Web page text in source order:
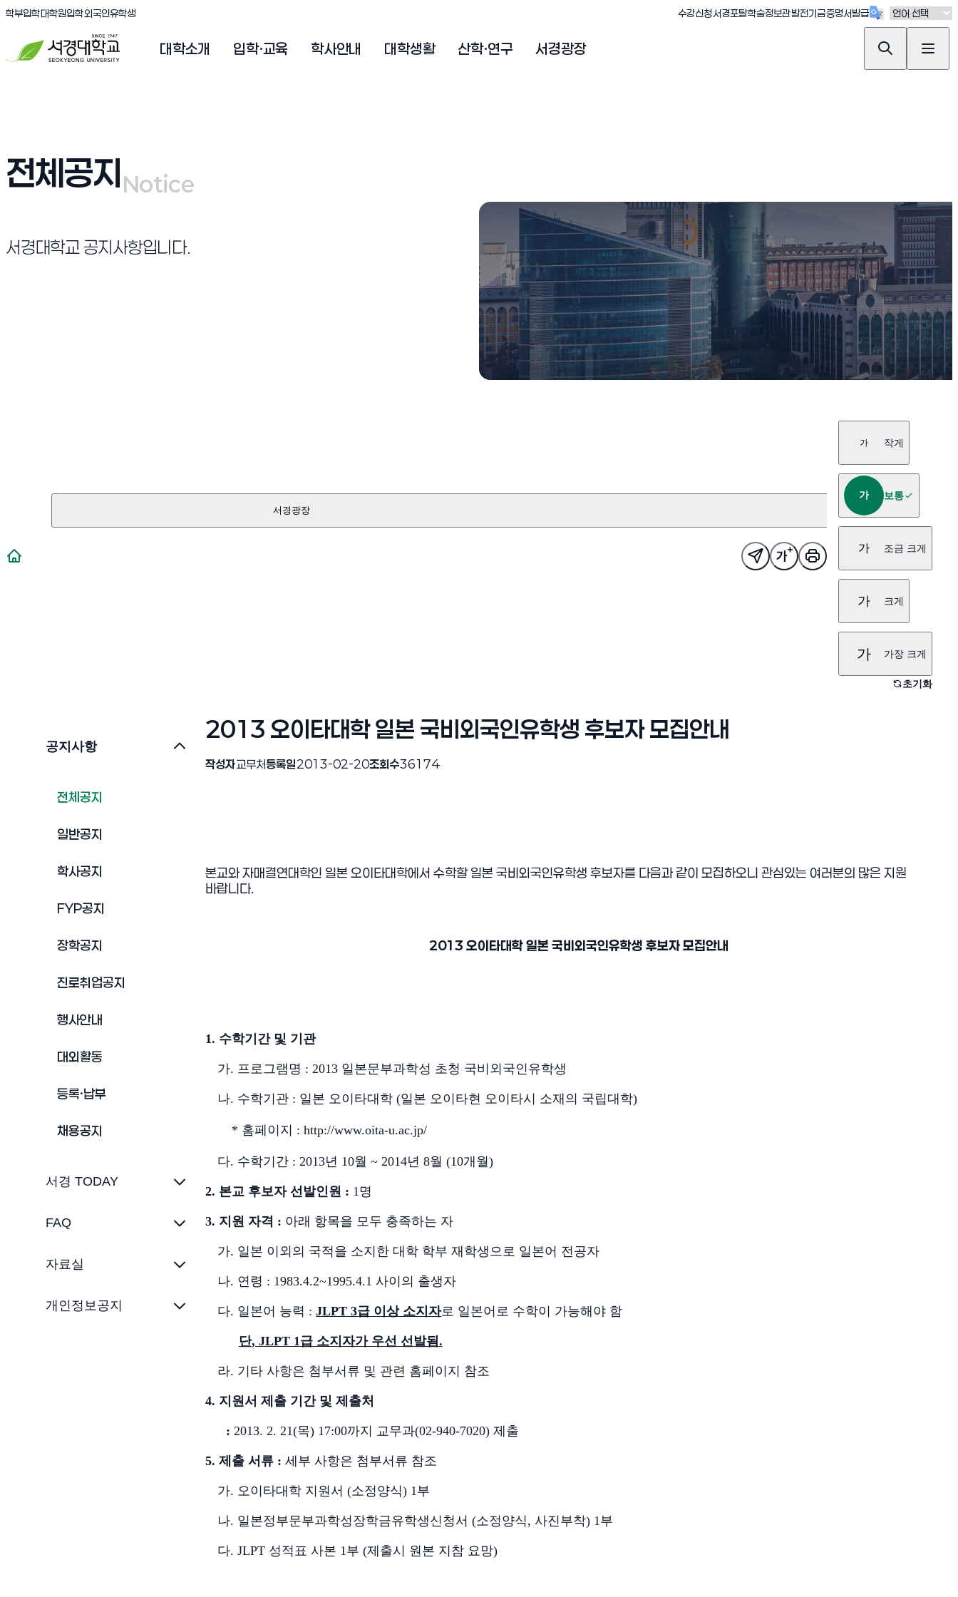
서경대학교
학부입학(새창 열림)
대학원입학(새창 열림)
외국인유학생(새창 열림) 수강신청(새창 열림)
서경포탈(새창 열림)
학술정보관(새창 열림)
발전기금(새창 열림)
증명서발급(새창 열림)
대학소개 입학·교육 학사안내 대학생활 산학·연구 서경광장
전체공지 Notice
Notice
서경대학교 공지사항입니다.
서경광장
가 작게
가 보통
가 조금 크게
가 크게
가 가장 크게
초기화
공지사항
전체공지
일반공지
학사공지
FYP공지
장학공지
진로취업공지
행사안내
대외활동
등록·납부
채용공지
서경 TODAY
FAQ
자료실
개인정보공지
2013 오이타대학 일본 국비외국인유학생 후보자 모집안내
작성자교무처등록일2013-02-20조회수36174
본교와 자매결연대학인 일본 오이타대학에서 수학할 일본 국비외국인유학생 후보자를 다음과 같이 모집하오니 관심있는 여러분의 많은 지원
바랍니다.
2013 오이타대학 일본 국비외국인유학생 후보자 모집안내
1. 수학기간 및 기관
가. 프로그램명 : 2013 일본문부과학성 초청 국비외국인유학생
나. 수학기관 : 일본 오이타대학(일본 오이타현 오이타시 소재의 국립대학)
* 홈페이지 :http://www.oita-u.ac.jp/
다. 수학기간 : 2013년 10월 ~ 2014년 8월 (10개월)
2. 본교 후보자 선발인원 : 1명
3. 지원 자격 : 아래 항목을 모두 충족하는 자
가. 일본 이외의 국적을 소지한 대학 학부 재학생으로 일본어 전공자
나. 연령 : 1983.4.2~1995.4.1사이의 출생자
다. 일본어 능력 :JLPT 3급 이상 소지자로 일본어로 수학이 가능해야 함
단, JLPT 1급 소지자가 우선 선발됨 .
라. 기타 사항은 첨부서류 및 관련 홈페이지 참조
4. 지원서 제출 기간 및 제출처
:2013. 2. 21(목) 17:00까지 교무과(02-940-7020)제출
5. 제출 서류 : 세부 사항은 첨부서류 참조
가. 오이타대학 지원서 (소정양식) 1부
나. 일본정부문부과학성장학금유학생신청서 (소정양식,사진부착) 1부
다. JLPT 성적표 사본 1부 (제출시 원본 지참 요망)